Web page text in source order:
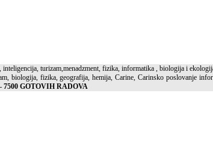
turizam,menadzment, fizika, informatika , biologija i
biologija, fizika, geografija, hemija, Carine, Carinsko poslovanje
GOTOVIH RADOVA